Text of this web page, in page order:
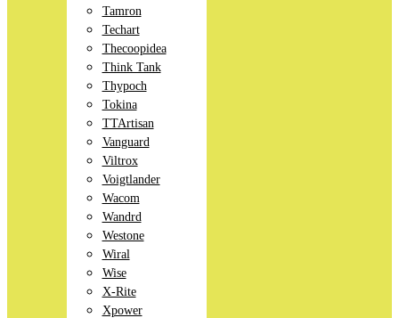
Tamron
Techart
Thecoopidea
Think Tank
Thypoch
Tokina
TTArtisan
Vanguard
Viltrox
Voigtlander
Wacom
Wandrd
Westone
Wiral
Wise
X-Rite
Xpower